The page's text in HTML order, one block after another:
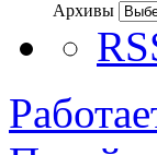
Архивы